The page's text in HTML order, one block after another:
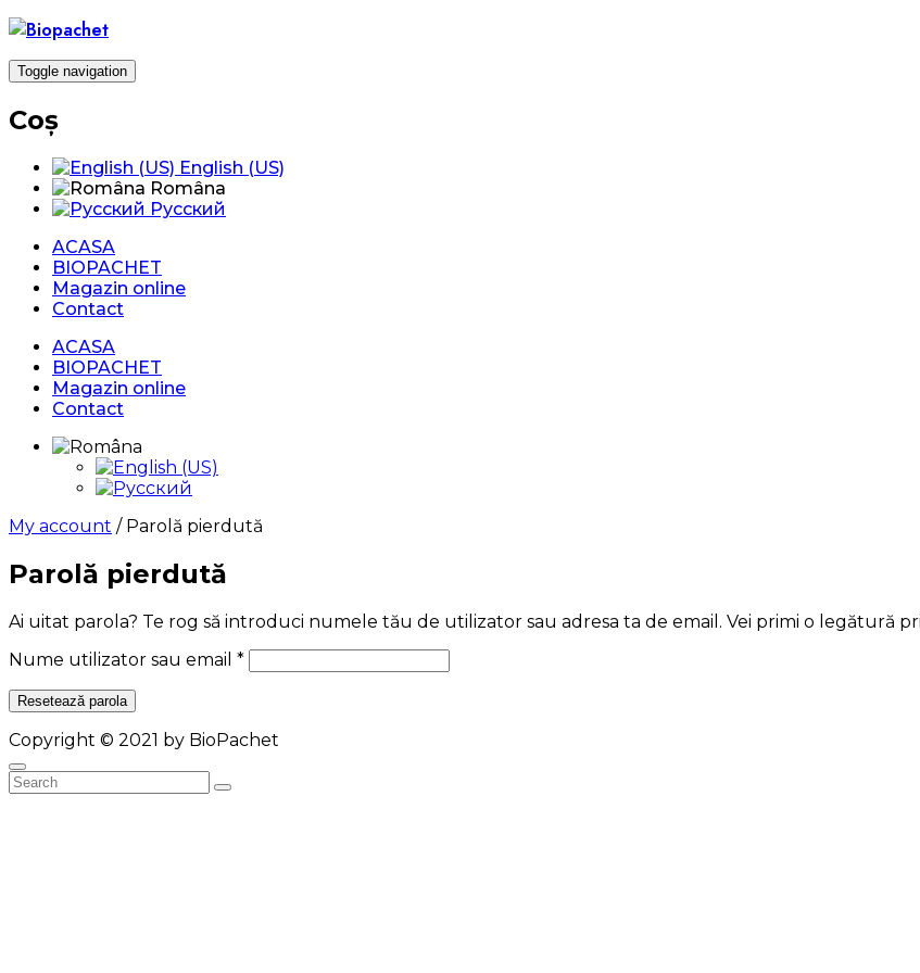
Skip
content
Toggle navigation
Coș
English (US)
Româna
Русский
ACASA
BIOPACHET
Magazin online
Contact
ACASA
BIOPACHET
Magazin online
Contact
My account / Parolă pierdută
Parolă pierdută
Ai uitat parola? Te rog să introduci numele tău de utilizator sau adresa ta de email. Vei primi o legătură
Nume utilizator sau email *Obligatoriu
Resetează parola
Copyright © 2021 by BioPachet